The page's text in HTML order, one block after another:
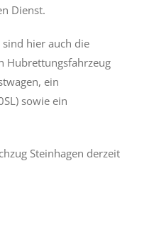
Dienst.
hier auch die
Hubrettungsfahrzeug
ein
sowie ein
Steinhagen derzeit